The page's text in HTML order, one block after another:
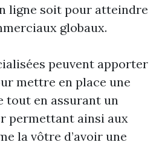
ligne soit pour atteindre
globaux.
peuvent apporter
mettre en place une
tout en assurant un
permettant ainsi aux
la vôtre d’avoir une